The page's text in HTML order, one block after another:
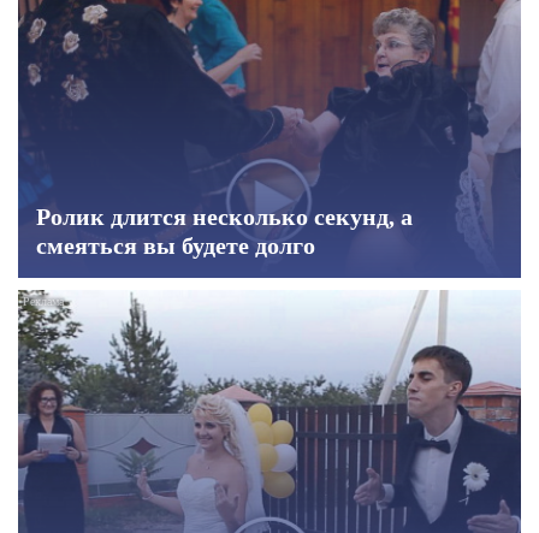
Ролик длится несколько секунд, а
смеяться вы будете долго